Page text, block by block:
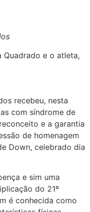
Quadrado e o atleta,
recebeu, nesta
com síndrome de
e a garantia
de homenagem
Down, celebrado dia
e sim uma
do 21º
é conhecida como